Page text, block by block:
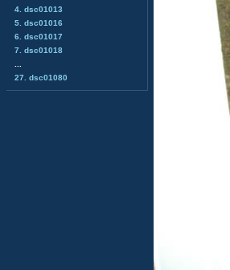
4. dsc01013
5. dsc01016
6. dsc01017
7. dsc01018
27. dsc01080